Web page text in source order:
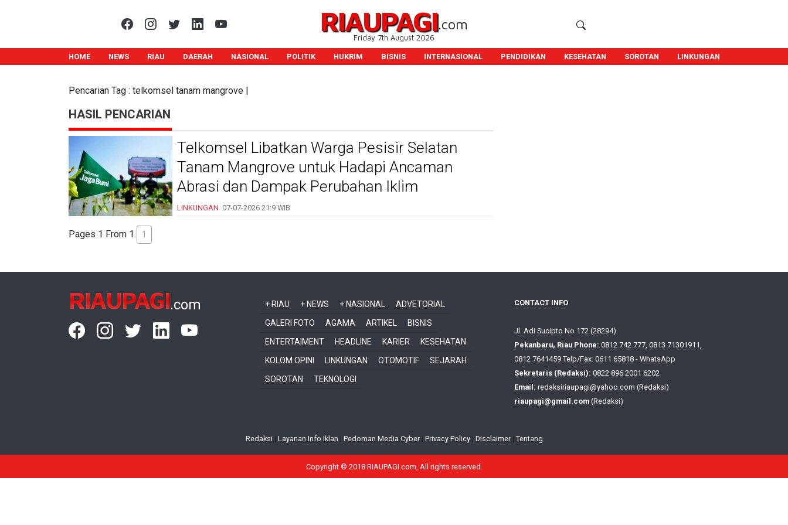
RIAUPAGI.com
Friday 7th August 2026
HOME NEWS RIAU DAERAH NASIONAL POLITIK HUKRIM BISNIS INTERNASIONAL PENDIDIKAN KESEHATAN SOROTAN LINKUNGAN
Pencarian Tag : telkomsel tanam mangrove |
HASIL PENCARIAN
Telkomsel Libatkan Warga Pesisir Selatan
Tanam Mangrove untuk Hadapi Ancaman
Abrasi dan Dampak Perubahan Iklim
LINKUNGAN 07-07-2026 21:9 WIB
Pages 1 From 1 1
RIAUPAGI.com + RIAU + NEWS + NASIONAL
ADVETORIAL
GALERI FOTO
AGAMA ARTIKEL
BISNIS
ENTERTAIMENT
HEADLINE KARIER
KESEHATAN
KOLOM OPINI
LINKUNGAN OTOMOTIF
SEJARAH
SOROTAN
TEKNOLOGI
CONTACT INFO
Jl. Adi Sucipto No 172 (28294)
Pekanbaru, Riau Phone: 0812 742 777, 0813 71301911,
0812 7641459 Telp/Fax: 0611 65818 - WhatsApp
Sekretaris (Redaksi): 0822 896 2001 6202
Email: redaksiriaupagi@yahoo.com (Redaksi)
riaupagi@gmail.com (Redaksi)
Redaksi Layanan Info Iklan Pedoman Media Cyber| Privacy Policy| Disclaimer| Tentang
Copyright © 2018 RIAUPAGI.com, All rights reserved.